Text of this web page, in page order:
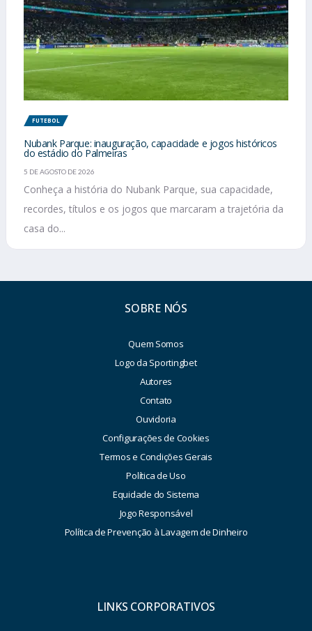
FUTEBOL
Nubank Parque: inauguração, capacidade e jogos históricos
do estádio do Palmeiras
5 DE AGOSTO DE 2026
Conheça a história do Nubank Parque, sua capacidade,
recordes, títulos e os jogos que marcaram a trajetória da
casa do...
SOBRE NÓS
Quem Somos
Logo da Sportingbet
Autores
Contato
Ouvidoria
Configurações de Cookies
Termos e Condições Gerais
Política de Uso
Equidade do Sistema
Jogo Responsável
Política de Prevenção à Lavagem de Dinheiro
LINKS CORPORATIVOS